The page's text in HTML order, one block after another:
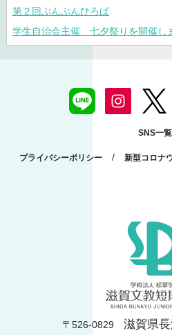
第２回ぶんぶんひろば
学生自治会主催 七夕祭りを開催し
SNS一覧
プライバシーポリシー / 新型コロナ
〒526-0829 滋賀県